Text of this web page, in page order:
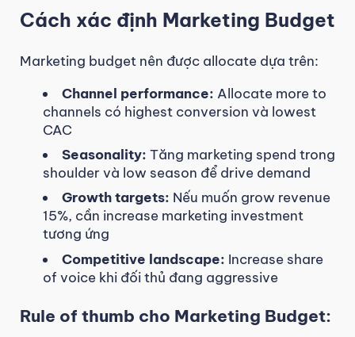
Cách xác định Marketing Budget
Marketing budget nên được allocate dựa trên:
Channel performance: Allocate more to
channels có highest conversion và lowest
CAC
Seasonality: Tăng marketing spend trong
shoulder và low season để drive demand
Growth targets: Nếu muốn grow revenue
15%, cần increase marketing investment
tương ứng
Competitive landscape: Increase share
of voice khi đối thủ đang aggressive
Rule of thumb cho Marketing Budget: